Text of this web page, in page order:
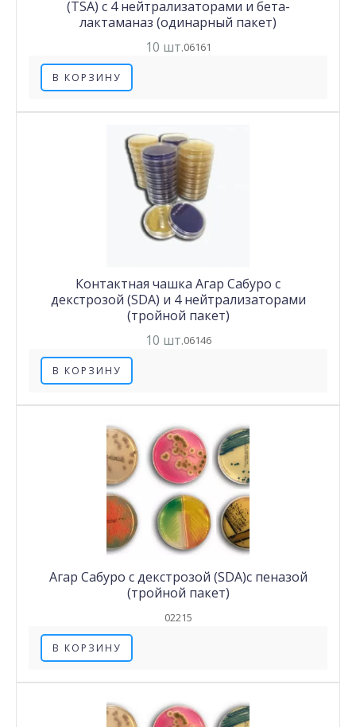
(TSA) с 4 нейтрализаторами и бета-
лактаманаз (одинарный пакет)
10 шт.06161
В КОРЗИНУ
Контактная чашка Агар Сабуро с
декстрозой (SDA) и 4 нейтрализаторами
(тройной пакет)
10 шт.06146
В КОРЗИНУ
Агар Сабуро с декстрозой (SDA)с пеназой
(тройной пакет)
02215
В КОРЗИНУ